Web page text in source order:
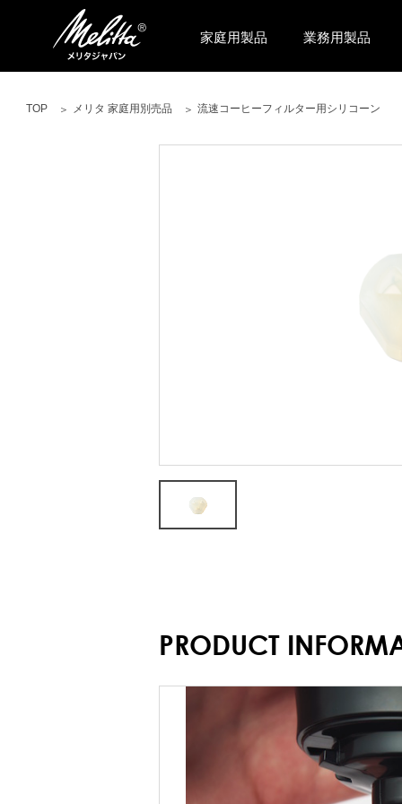
家庭用製品 業務用製品
TOP メリタ 家庭用別売品 流速コーヒーフィルター用シリコーン
PRODUCT